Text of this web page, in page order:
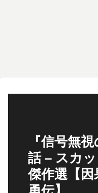
『信号無
話 – スカ
傑作選【